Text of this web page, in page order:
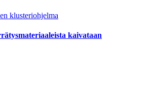
klusteriohjelma
kaivataan